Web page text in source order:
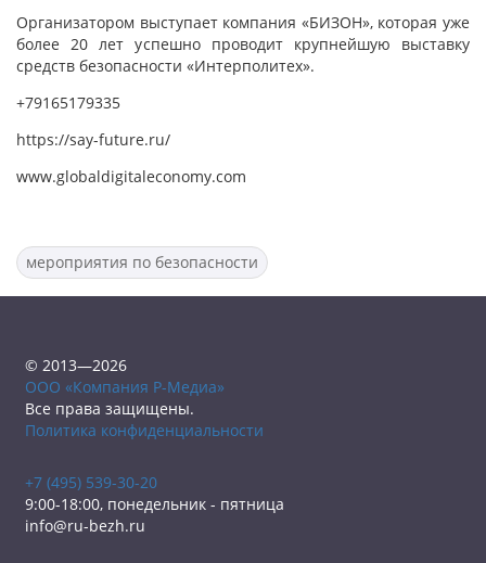
Организатором выступает компания «БИЗОН», которая уже
более 20 лет успешно проводит крупнейшую выставку
средств безопасности «Интерполитех».
+79165179335
https://say-future.ru/
www.globaldigitaleconomy.com
мероприятия по безопасности
© 2013—2026
ООО «Компания Р-Медиа»
Все права защищены.
Политика конфиденциальности
+7 (495) 539-30-20
9:00-18:00, понедельник - пятница
info@ru-bezh.ru